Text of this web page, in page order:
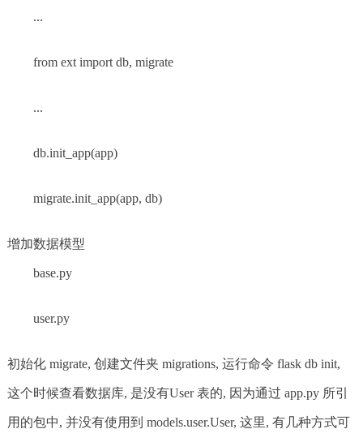
...
from ext import db, migrate
...
db.init_app(app)
migrate.init_app(app, db)
增加数据模型
base.py
user.py
初始化 migrate, 创建文件夹 migrations, 运行命令 flask db init,
这个时候查看数据库, 是没有User 表的, 因为通过 app.py 所引
用的包中, 并没有使用到 models.user.User, 这里, 有几种方式可